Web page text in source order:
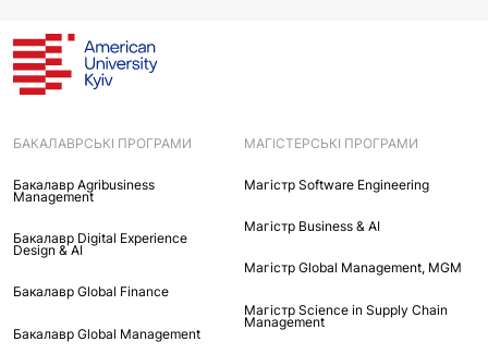
БАКАЛАВРСЬКІ ПРОГРАМИ
Бакалавр Agribusiness
Management
Бакалавр Digital Experience
Design & AI
Бакалавр Global Finance
Бакалавр Global Management
МАГІСТЕРСЬКІ ПРОГРАМИ
Maгістр Software Engineering
Maгістр Business & AI
Mагістр Global Management, MGM
Магістр Science in Supply Chain
Management